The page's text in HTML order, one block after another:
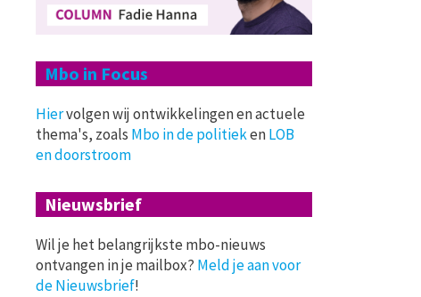
Mbo in Focus
Hiervolgen wij ontwikkelingen en actuele
thema's, zoals Mbo in de politiekenLOB
en doorstroom
Nieuwsbrief
Wil je het belangrijkste mbo-nieuws
ontvangen in je mailbox? Meld je aan voor
de Nieuwsbrief!